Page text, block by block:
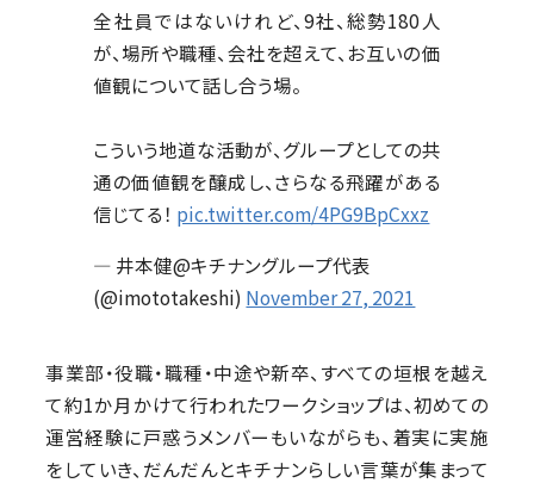
全社員ではないけれど、9社、総勢180人
が、場所や職種、会社を超えて、お互いの価
値観について話し合う場。
こういう地道な活動が、グループとしての共
通の価値観を醸成し、さらなる飛躍がある
信じてる！ pic.twitter.com/4PG9BpCxxz
— 井本健@キチナングループ代表
(@imototakeshi) November 27, 2021
事業部・役職・職種・中途や新卒、すべての垣根を越え
て約1か月かけて行われたワークショップは、初めての
運営経験に戸惑うメンバーもいながらも、着実に実施
をしていき、だんだんとキチナンらしい言葉が集まって